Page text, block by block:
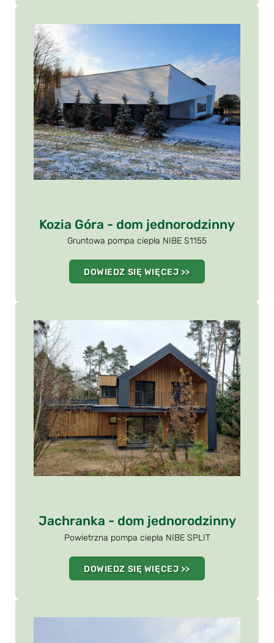
Kozia Góra - dom jednorodzinny
Gruntowa pompa ciepła NIBE S1155
DOWIEDZ SIĘ WIĘCEJ >>
Jachranka - dom jednorodzinny
Powietrzna pompa ciepła NIBE SPLIT
DOWIEDZ SIĘ WIĘCEJ >>